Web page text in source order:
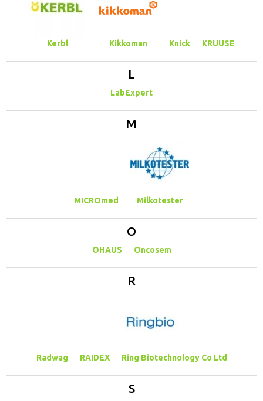
Kerbl Kikkoman Knick KRUUSE
L
LabExpert
M
MICROmed Milkotester
O
OHAUS Oncosem
R
Radwag RAIDEX Ring Biotechnology Co Ltd
S